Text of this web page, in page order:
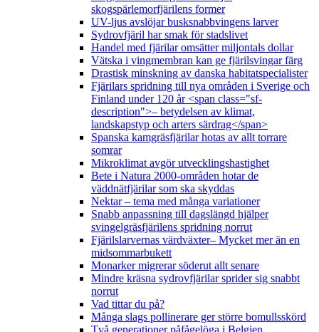
skogspärlemorfjärilens former
UV-ljus avslöjar busksnabbvingens larver
Sydrovfjäril har smak för stadslivet
Handel med fjärilar omsätter miljontals dollar
Vätska i vingmembran kan ge fjärilsvingar färg
Drastisk minskning av danska habitatspecialister
Fjärilars spridning till nya områden i Sverige och
Finland under 120 år <span class="sf-
description">– betydelsen av klimat,
landskapstyp och arters särdrag</span>
Spanska kamgräsfjärilar hotas av allt torrare
somrar
Mikroklimat avgör utvecklingshastighet
Bete i Natura 2000-områden hotar de
väddnätfjärilar som ska skyddas
Nektar – tema med många variationer
Snabb anpassning till dagslängd hjälper
svingelgräsfjärilens spridning norrut
Fjärilslarvernas värdväxter– Mycket mer än en
midsommarbukett
Monarker migrerar söderut allt senare
Mindre kräsna sydrovfjärilar sprider sig snabbt
norrut
Vad tittar du på?
Många slags pollinerare ger större bomullsskörd
Två generationer påfågelöga i Belgien